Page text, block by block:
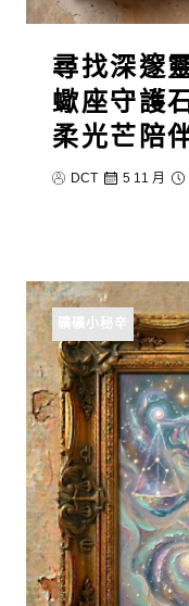
尋找深邃
蠍座守護
柔光芒陪
DCT 5 11 月
礦礦小秘辛